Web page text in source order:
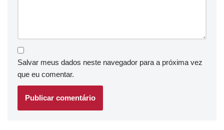
Salvar meus dados neste navegador para a próxima vez
que eu comentar.